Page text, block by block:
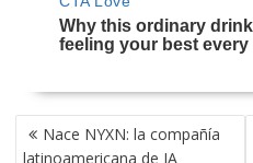
NAVEGACIÓN
DE Nace NYXN: la compañía
latinoamericana de IA